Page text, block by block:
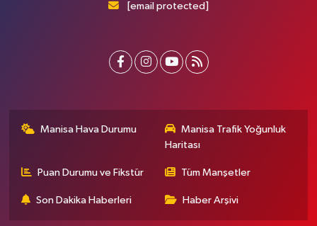
[email protected]
Manisa Hava Durumu
Manisa Trafik Yoğunluk
Haritası
Puan Durumu ve Fikstür Tüm Manşetler
Son Dakika Haberleri Haber Arşivi